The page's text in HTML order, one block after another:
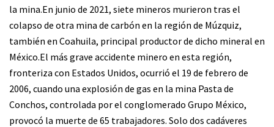
la mina.En junio de 2021, siete mineros murieron tras el
colapso de otra mina de carbón en la región de Múzquiz,
también en Coahuila, principal productor de dicho mineral en
México.El más grave accidente minero en esta región,
fronteriza con Estados Unidos, ocurrió el 19 de febrero de
2006, cuando una explosión de gas en la mina Pasta de
Conchos, controlada por el conglomerado Grupo México,
provocó la muerte de 65 trabajadores. Solo dos cadáveres